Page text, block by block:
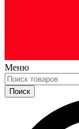
Меню
Search
for: